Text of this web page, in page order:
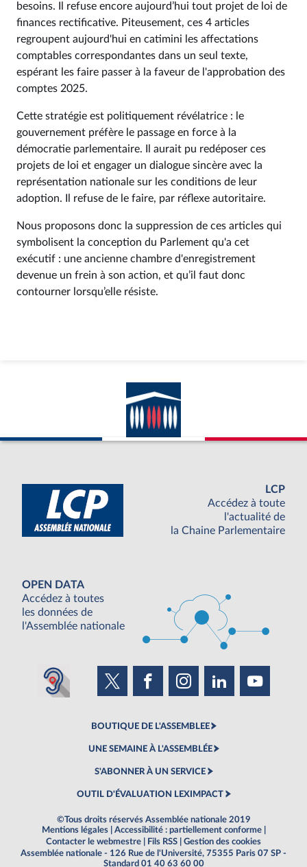
besoins. Il refuse encore aujourd’hui tout projet de loi de
finances rectificative. Piteusement, ces 4 articles
regroupent aujourd'hui en catimini les affectations
comptables correspondantes dans un seul texte,
espérant les faire passer à la faveur de l'approbation des
comptes 2025.
Cette stratégie est politiquement révélatrice : le
gouvernement préfère le passage en force à la
démocratie parlementaire. Il aurait pu redéposer ces
projets de loi et engager un dialogue sincère avec la
représentation nationale sur les conditions de leur
adoption. Il refuse de le faire, par réflexe autoritaire.
Nous proposons donc la suppression de ces articles qui
symbolisent la conception du Parlement qu'a cet
exécutif : une ancienne chambre d'enregistrement
devenue un frein à son action, et qu’il faut donc
contourner lorsqu’elle résiste.
LCP
Accédez à toute
l'actualité de
la Chaine Parlementaire
OPEN DATA
Accédez à toutes
les données de
l'Assemblée nationale
BOUTIQUE DE L'ASSEMBLEE
UNE SEMAINE À L'ASSEMBLÉE
S'ABONNER À UN SERVICE
OUTIL D'ÉVALUATION LEXIMPACT
©Tous droits réservés Assemblée nationale 2019
Mentions légales
Accessibilité : partiellement conforme
Contacter le webmestre
Fils RSS
Gestion des cookies
Assemblée nationale - 126 Rue de l'Université, 75355 Paris 07 SP -
Standard 01 40 63 60 00